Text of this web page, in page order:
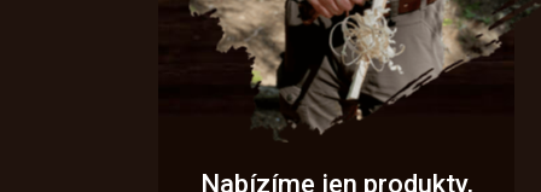
Nabízíme jen produkty,